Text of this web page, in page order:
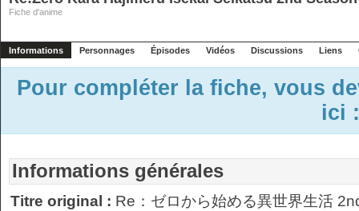
Fiche d'anime
Informations Personnages Épisodes Vidéos Discussions Liens
Pour compléter la fiche, vous
ici
Informations générales
Titre original : Re：ゼロから始める異世界生活